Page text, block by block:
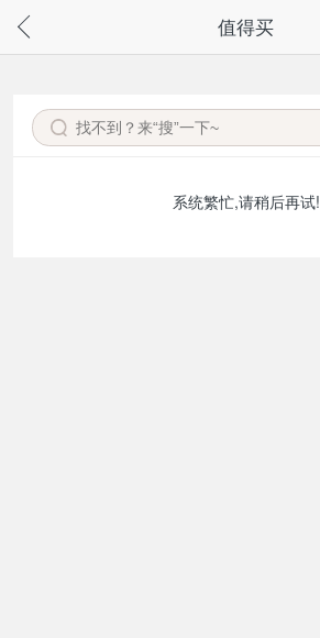
请通过微信或支付宝搜“奇兔客小程序”访问
值得买
系统繁忙,请稍后再试!